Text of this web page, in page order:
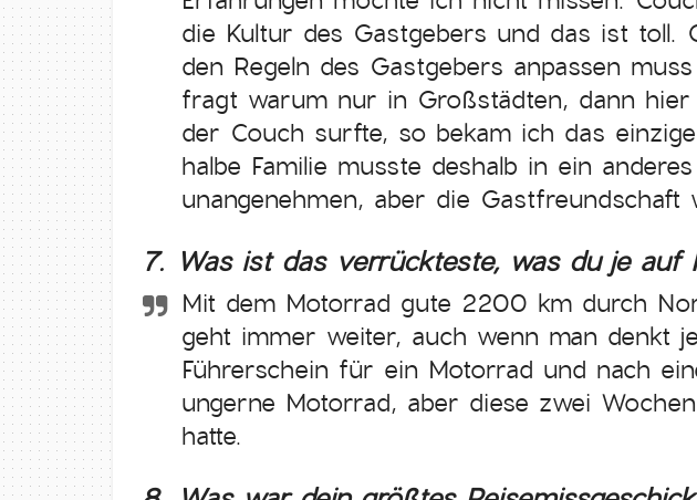
die Kultur des Gastgebers und das ist
den Regeln des Gastgebers anpassen
fragt warum nur in Großstädten, dann
der Couch surfte, so bekam ich das
halbe Familie musste deshalb in ein
unangenehmen, aber die
7. Was ist das verrückteste, was du je auf
Mit dem Motorrad gute 2200 km durch
geht immer weiter, auch wenn man denkt
Führerschein für ein Motorrad und nach
ungerne Motorrad, aber diese zwei
hatte.